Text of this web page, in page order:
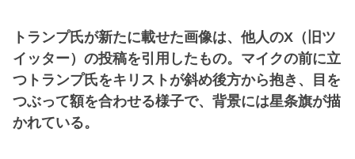
トランプ氏が新たに載せた画像は、他人のX（旧ツ
イッター）の投稿を引用したもの。マイクの前に立
つトランプ氏をキリストが斜め後方から抱き、目を
つぶって額を合わせる様子で、背景には星条旗が描
かれている。